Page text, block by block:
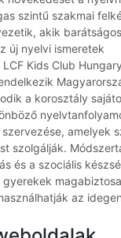
szintű szakmai
akik
új nyelvi ismeretek
Kids Club
a korosztály
amelyek
szolgálják.
és a szociális
az